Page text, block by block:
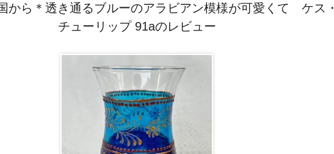
から＊透き通るブルーのアラビアン模様が可愛くて ケス・
チューリップ 91aのレビュー